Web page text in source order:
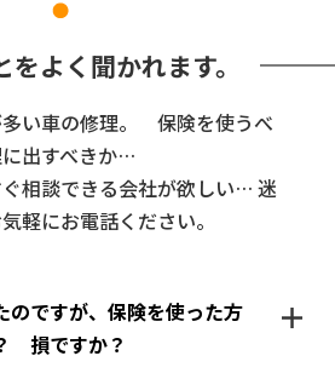
をよく聞かれます。
い車の修理。 保険を使うべ
出すべきか…
相談できる会社が欲しい… 迷
軽にお電話ください。
のですが、保険を使った方
損ですか？
＋